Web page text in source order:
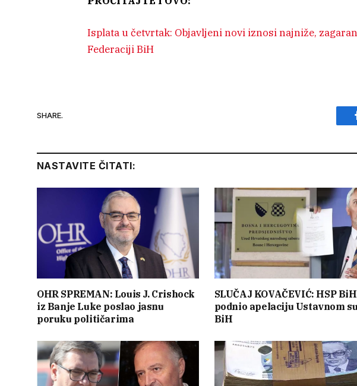
Isplata u četvrtak: Objavljeni novi iznosi najniže,
Federaciji BiH
SHARE.
NASTAVITE ČITATI:
OHR SPREMAN: Louis J. Crishock
iz Banje Luke poslao jasnu
poruku političarima
SLUČAJ KOVAČEVIĆ: HSP BiH
podnio apelaciju Ustavnom
BiH